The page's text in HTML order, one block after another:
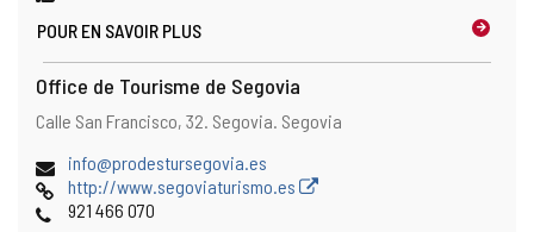
POUR EN SAVOIR PLUS
Office de Tourisme de Segovia
Adresse
Adresse
Calle San Francisco, 32. Segovia. Segovia
Adresse
de
courrier
info@prodestursegovia.es
Page
Web
http://www.segoviaturismo.es
Téléphones
921 466 070